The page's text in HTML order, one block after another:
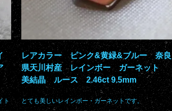
ト
レアカラー ピンク&黄緑&ブルー 奈良
県天川村産 レインボー ガーネット
美結晶 ルース 2.46ct 9.5mm
とても美しいレインボー・ガーネットです。